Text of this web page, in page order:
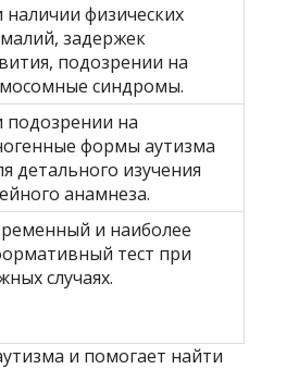
наличии физических
задержек
подозрении на
синдромы.
подозрении на
формы аутизма
детального изучения
анамнеза.
и наиболее
тест при
случаях.
и помогает найти